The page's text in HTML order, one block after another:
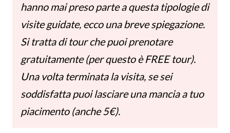
hanno mai preso parte a questa tipologie di
visite guidate, ecco una breve spiegazione.
Si tratta di tour che puoi prenotare
gratuitamente (per questo è FREE tour).
Una volta terminata la visita, se sei
soddisfatta puoi lasciare una mancia a tuo
piacimento (anche 5€).